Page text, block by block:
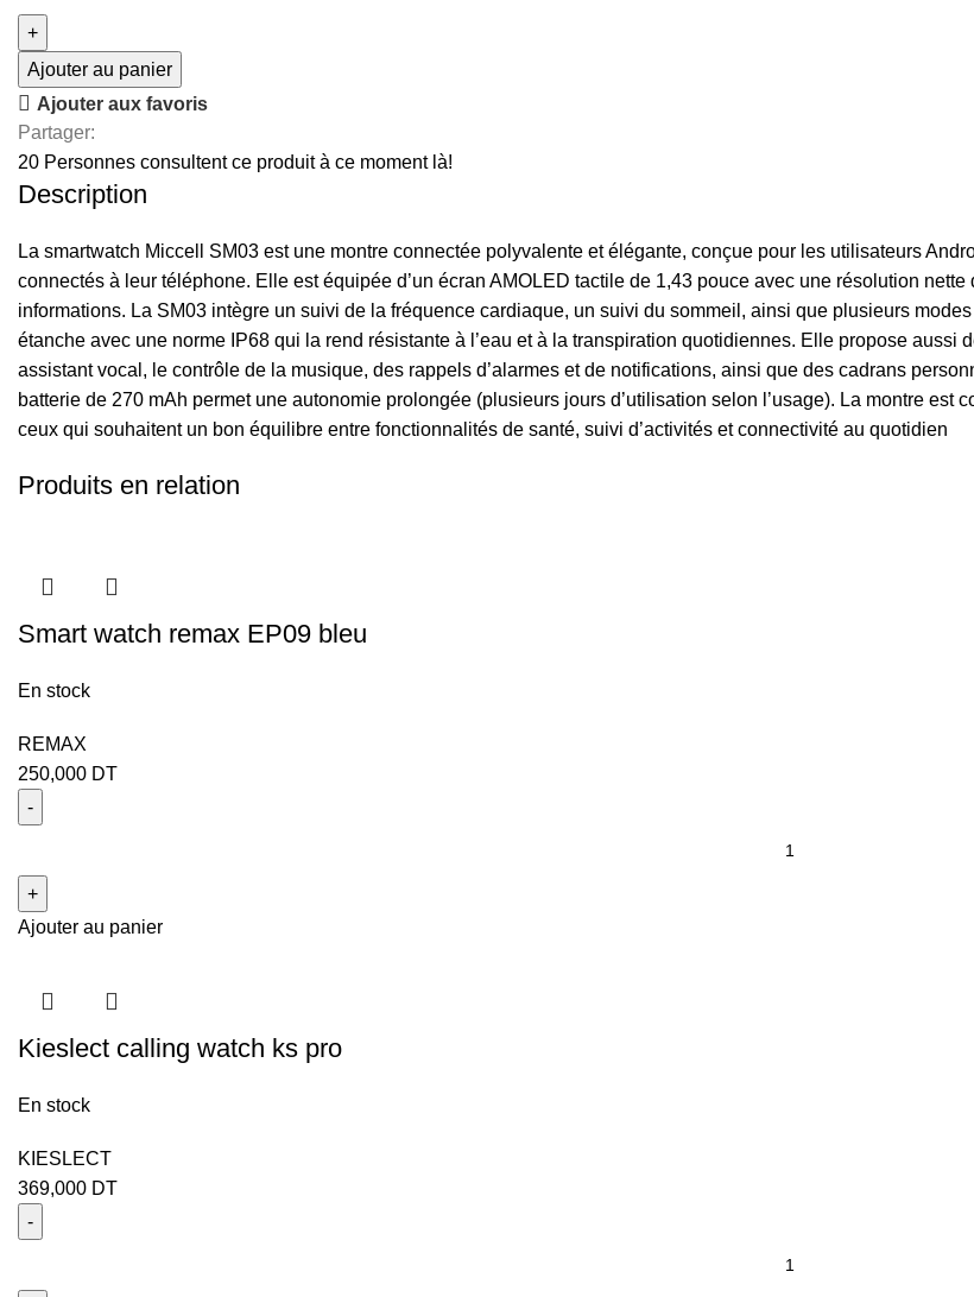
Ajouter au panier
Ajouter aux favoris
Partager:
20 Personnes consultent ce produit à ce moment là!
Description
La smartwatch Miccell SM03 est une montre connectée polyvalente et élégante, conçue pour les utilisateurs
connectés à leur téléphone. Elle est équipée d’un écran AMOLED tactile de 1,43 pouce avec une résolution
informations. La SM03 intègre un suivi de la fréquence cardiaque, un suivi du sommeil, ainsi que plusieurs
étanche avec une norme IP68 qui la rend résistante à l’eau et à la transpiration quotidiennes. Elle propose
assistant vocal, le contrôle de la musique, des rappels d’alarmes et de notifications, ainsi que des cadrans
batterie de 270 mAh permet une autonomie prolongée (plusieurs jours d’utilisation selon l’usage). La montre est
ceux qui souhaitent un bon équilibre entre fonctionnalités de santé, suivi d’activités et connectivité au quotidien
Produits en relation
Smart watch remax EP09 bleu
En stock
REMAX
250,000 DT
Ajouter au panier
Kieslect calling watch ks pro
En stock
KIESLECT
369,000 DT